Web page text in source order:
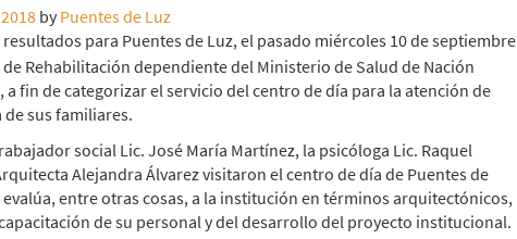
by Puentes de Luz
para Puentes de Luz, el pasado miércoles 10 de septiembre
Rehabilitación dependiente del Ministerio de Salud de Nación
fin de categorizar el servicio del centro de día para la atención de
sus familiares.
social Lic. José María Martínez, la psicóloga Lic. Raquel
Alejandra Álvarez visitaron el centro de día de Puentes de
entre otras cosas, a la institución en términos arquitectónicos,
de su personal y del desarrollo del proyecto institucional.